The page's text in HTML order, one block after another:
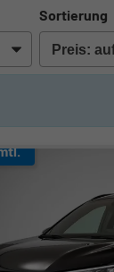
Sortierung